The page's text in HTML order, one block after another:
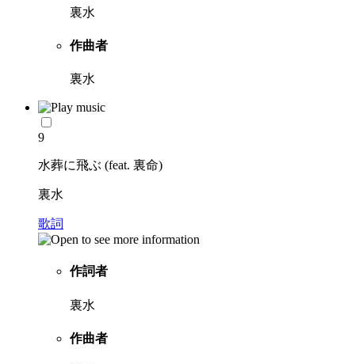
裏水
作曲者
裏水
9
水葬に飛ぶ (feat. 裏命)
裏水
歌詞
作詞者
裏水
作曲者